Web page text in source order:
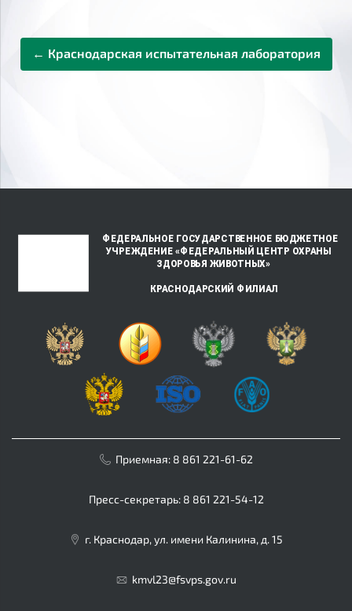
← Краснодарская испытательная лаборатория
Приемная: 8 861 221-61-62
Пресс-секретарь: 8 861 221-54-12
г. Краснодар, ул. имени Калинина, д. 15
kmvl23@fsvps.gov.ru